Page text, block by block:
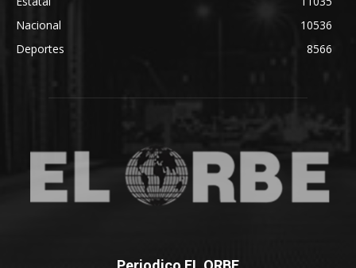
Nacional
10536
Deportes
8566